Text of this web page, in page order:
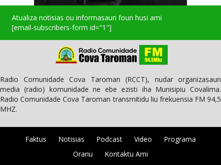
Atualiza notisias ou informasaun foun husi ami
[email-subscribers-form id="1"]
Radio Comunidade Cova Taroman (RCCT), nudar organizasaun
media (radio) komunidade ne ebe ezisti iha Munisipiu Covalima.
Radio Comunidade Cova Taroman transmitidu liu frekuensia FM 94,5
MHZ.
Faktus Notisias Podcast Video
Programa
Orariu
Kontaktu Ami